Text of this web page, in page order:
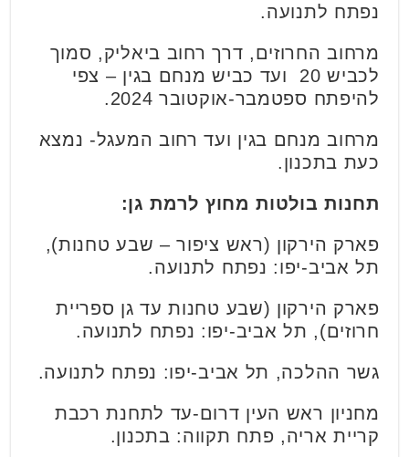
נפתח לתנועה.
מרחוב החרוזים, דרך רחוב ביאליק, סמוך
לכביש 20 ועד כביש מנחם בגין – צפי
להיפתח ספטמבר-אוקטובר 2024.
מרחוב מנחם בגין ועד רחוב המעגל- נמצא
כעת בתכנון.
תחנות בולטות מחוץ לרמת גן:
פארק הירקון (ראש ציפור – שבע טחנות),
תל אביב-יפו: נפתח לתנועה.
פארק הירקון (שבע טחנות עד גן ספריית
חרוזים), תל אביב-יפו: נפתח לתנועה.
גשר ההלכה, תל אביב-יפו: נפתח לתנועה.
מחניון ראש העין דרום-עד לתחנת רכבת
קריית אריה, פתח תקווה: בתכנון.